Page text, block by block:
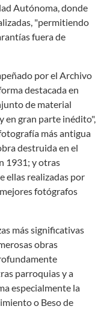
Autónoma, donde
"permitiendo
fuera de
por el Archivo
destacada en
de material
en gran parte inédito",
más antigua
destruida en el
1931; y otras
ellas realizadas por
fotógrafos
más significativas
obras
parroquias y a
especialmente la
o Beso de